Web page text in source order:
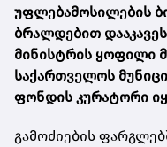
უფლებამოსილების
ბრალდებით
მინისტრის ყოფილი
საქართველოს
ფონდის კურატორი
გამოძიების